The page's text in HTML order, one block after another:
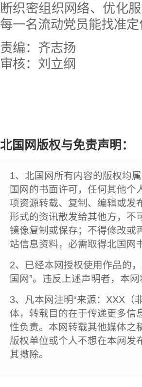
断织密组织网络、优化
每一名流动党员能找准
责编：齐志扬
审核：刘立纲
北国网版权与免责声明：
1、北国网所有内容的版权均
国网的书面许可，任何其他个
项资源转载、复制、编辑或发
形式的资讯散发给其他方，不
镜像复制或保存；不得修改或
站信息资料，必需取得北国网
2、已经本网授权使用作品的
国网”。违反上述声明者，本
3、凡本网注明“来源：XXX（
体，转载目的在于传递更多信
性负责。本网转载其他媒体之
版权单位或个人不想在本网发
其撤除。